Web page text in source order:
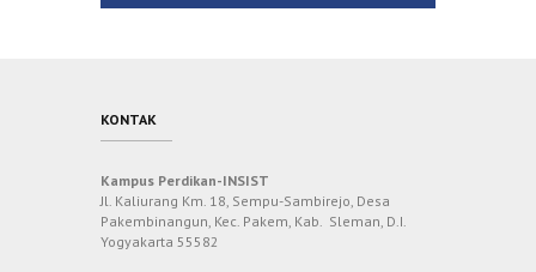
KONTAK
Kampus Perdikan-INSIST
Jl. Kaliurang Km. 18, Sempu-Sambirejo, Desa
Pakembinangun, Kec. Pakem, Kab. Sleman, D.I.
Yogyakarta 55582